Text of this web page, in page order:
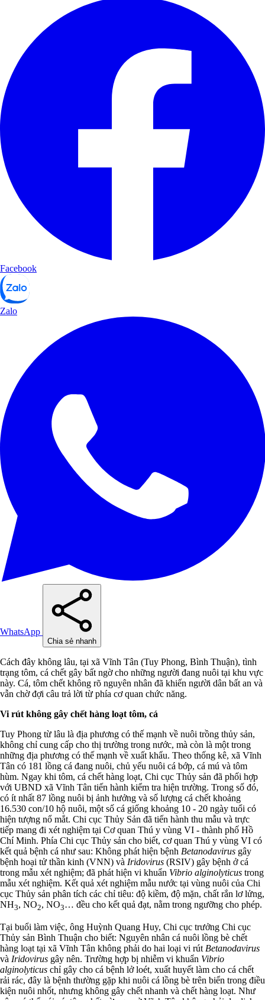
Facebook
Zalo
WhatsApp
Chia sẻ nhanh
Cách đây không lâu, tại xã Vĩnh Tân (Tuy Phong, Bình Thuận), tình
trạng tôm, cá chết gây bất ngờ cho những người đang nuôi tại khu vực
này. Cá, tôm chết không rõ nguyên nhân đã khiến người dân bất an và
vẫn chờ đợi câu trả lời từ phía cơ quan chức năng.
Vi rút không gây chết hàng loạt tôm, cá
Tuy Phong từ lâu là địa phương có thế mạnh về nuôi trồng thủy sản,
không chỉ cung cấp cho thị trường trong nước, mà còn là một trong
những địa phương có thế mạnh về xuất khẩu. Theo thống kê, xã Vĩnh
Tân có 181 lồng cá đang nuôi, chủ yếu nuôi cá bớp, cá mú và tôm
hùm. Ngay khi tôm, cá chết hàng loạt, Chi cục Thủy sản đã phối hợp
với UBND xã Vĩnh Tân tiến hành kiểm tra hiện trường. Trong số đó,
có ít nhất 87 lồng nuôi bị ảnh hưởng và số lượng cá chết khoảng
16.530 con/10 hộ nuôi, một số cá giống khoảng 10 - 20 ngày tuổi có
hiện tượng nổ mắt. Chi cục Thủy Sản đã tiến hành thu mẫu và trực
tiếp mang đi xét nghiệm tại Cơ quan Thú y vùng VI - thành phố Hồ
Chí Minh. Phía Chi cục Thủy sản cho biết, cơ quan Thú y vùng VI có
kết quả bệnh cá như sau: Không phát hiện bệnh Betanodavirus gây
bệnh hoại tử thần kinh (VNN) và Iridovirus (RSIV) gây bệnh ở cá
trong mẫu xét nghiệm; đã phát hiện vi khuẩn Vibrio alginolyticus trong
mẫu xét nghiệm. Kết quả xét nghiệm mẫu nước tại vùng nuôi của Chi
cục Thủy sản phân tích các chỉ tiêu: độ kiềm, độ mặn, chất rắn lơ lửng,
NH3, NO2, NO3… đều cho kết quả đạt, nằm trong ngưỡng cho phép.
Tại buổi làm việc, ông Huỳnh Quang Huy, Chi cục trưởng Chi cục
Thủy sản Bình Thuận cho biết: Nguyên nhân cá nuôi lồng bè chết
hàng loạt tại xã Vĩnh Tân không phải do hai loại vi rút Betanodavirus
và Iridovirus gây nên. Trường hợp bị nhiễm vi khuẩn Vibrio
alginolyticus chỉ gây cho cá bệnh lở loét, xuất huyết làm cho cá chết
rải rác, đây là bệnh thường gặp khi nuôi cá lồng bè trên biển trong điều
kiện nuôi nhốt, nhưng không gây chết nhanh và chết hàng loạt. Như